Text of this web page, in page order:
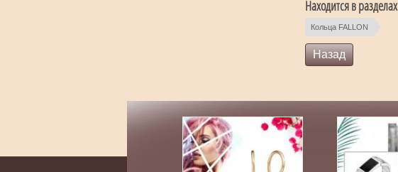
Находится в разделах
Кольца FALLON
Назад